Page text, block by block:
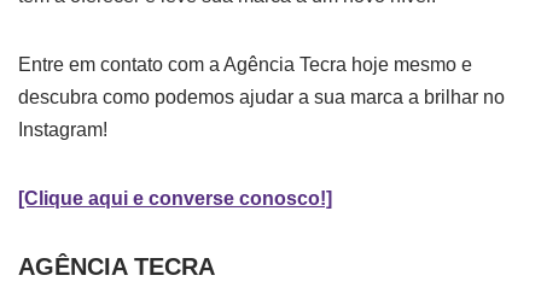
Entre em contato com a Agência Tecra hoje mesmo e
descubra como podemos ajudar a sua marca a brilhar no
Instagram!
[Clique aqui e converse conosco!]
AGÊNCIA TECRA